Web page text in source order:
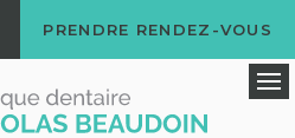
PRENDRE RENDEZ-VOUS